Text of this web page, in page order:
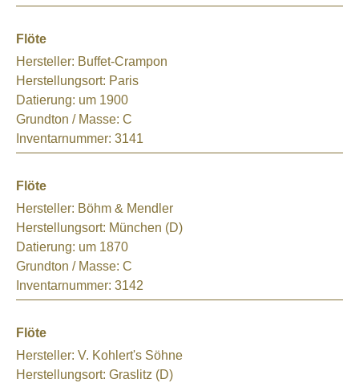
Flöte
Hersteller: Buffet-Crampon
Herstellungsort: Paris
Datierung: um 1900
Grundton / Masse: C
Inventarnummer: 3141
Flöte
Hersteller: Böhm & Mendler
Herstellungsort: München (D)
Datierung: um 1870
Grundton / Masse: C
Inventarnummer: 3142
Flöte
Hersteller: V. Kohlert's Söhne
Herstellungsort: Graslitz (D)